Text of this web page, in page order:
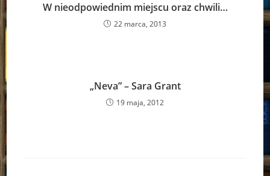
W nieodpowiednim miejscu oraz chwili…
22 marca, 2013
„Neva” – Sara Grant
19 maja, 2012